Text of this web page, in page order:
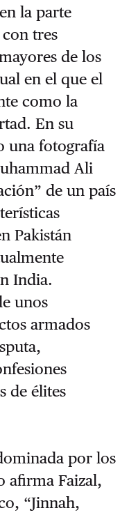
la parte
tres
de los
en el que el
como la
En su
una fotografía
Ali
de un país
Pakistán
India.
unos
armados
de élites
por los
afirma Faizal,
“Jinnah,